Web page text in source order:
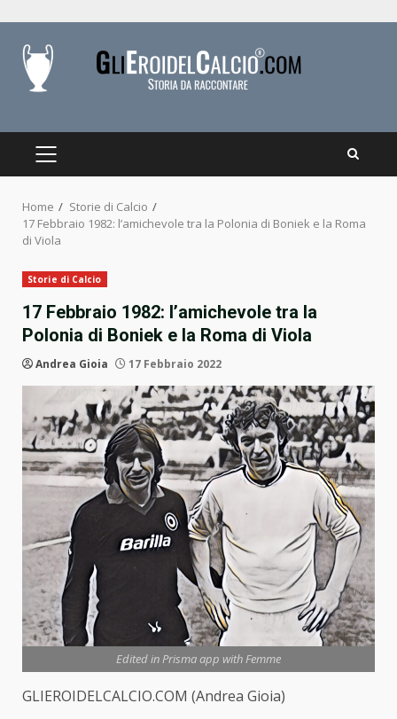
content
PRIMARY
Home
Storie di Calcio
17 Febbraio 1982: l’amichevole tra la Polonia di Boniek e la Roma
di Viola
Storie di Calcio
17 Febbraio 1982: l’amichevole tra la
Polonia di Boniek e la Roma di Viola
Andrea Gioia 17 Febbraio 2022
Edited in Prisma app with Femme
GLIEROIDELCALCIO.COM (Andrea Gioia)